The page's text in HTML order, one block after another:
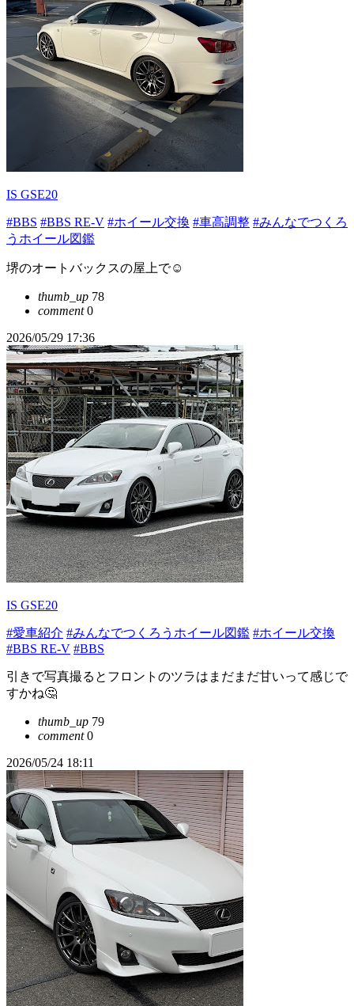
IS GSE20
#BBS #BBS RE-V #ホイール交換 #車高調整 #みんなでつくろ
うホイール図鑑
堺のオートバックスの屋上で☺️
thumb_up 78
comment0
2026/05/29 17:36
IS GSE20
#愛車紹介 #みんなでつくろうホイール図鑑 #ホイール交換
#BBS RE-V #BBS
引きで写真撮るとフロントのツラはまだまだ甘いって感じで
すかね🤔
thumb_up 79
comment0
2026/05/24 18:11